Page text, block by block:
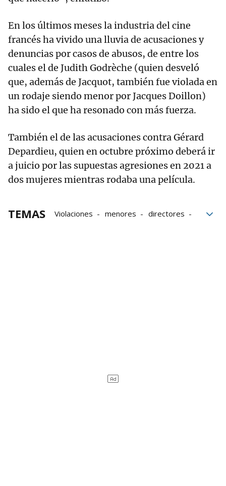
En los últimos meses la industria del cine
francés ha vivido una lluvia de acusaciones y
denuncias por casos de abusos, de entre los
cuales el de Judith Godrèche (quien desveló
que, además de Jacquot, también fue violada en
un rodaje siendo menor por Jacques Doillon)
ha sido el que ha resonado con más fuerza.
También el de las acusaciones contra Gérard
Depardieu, quien en octubre próximo deberá ir
a juicio por las supuestas agresiones en 2021 a
dos mujeres mientras rodaba una película.
TEMAS Violaciones menores
directores